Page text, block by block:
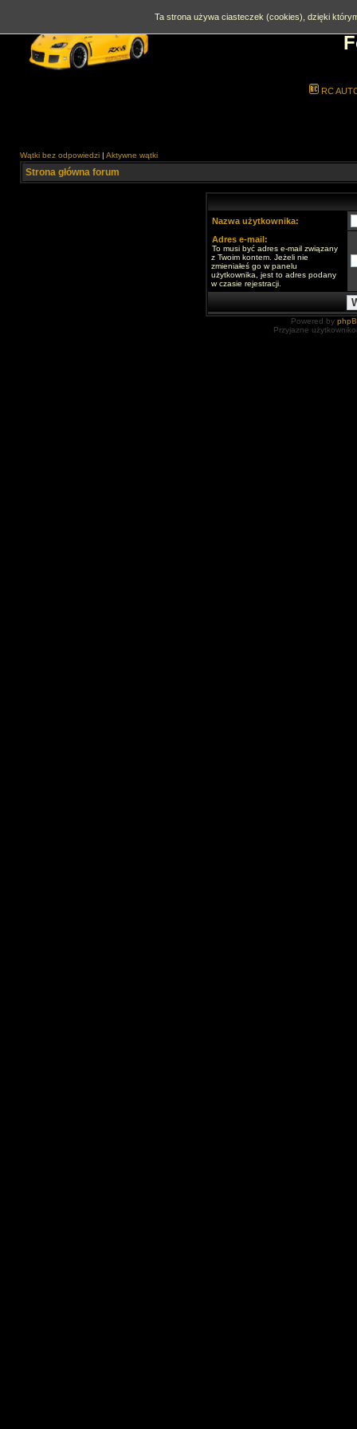
RC
Wątki bez odpowiedzi | Aktywne wątki
Strona główna forum
Nazwa użytkownika:
Adres e-mail:
To musi być adres e-mail związany
z Twoim kontem. Jeżeli nie
zmieniałeś go w panelu
użytkownika, jest to adres podany
w czasie rejestracji.
Powered by
Przyjazne
Ta strona używa ciasteczek (cookies), dzięki